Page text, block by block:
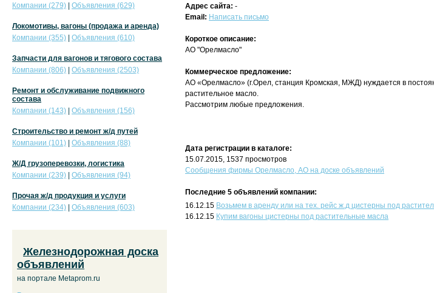
Адрес сайта: -
Email: Написать письмо
Короткое описание:
АО "Орелмасло"
Коммерческое предложение:
АО «Орелмасло» (г.Орел, станция Кромская, МЖД) нуждается в
растительное масло.
Рассмотрим любые предложения.
Дата регистрации в каталоге:
15.07.2015, 1537 просмотров
Сообщения фирмы Орелмасло, АО на доске объявлений
Последние 5 объявлений компании:
16.12.15 Возьмем в аренду или на тех. рейс ж.д цистерны под
16.12.15 Купим вагоны цистерны под растительные масла
Компании (279)
Объявления (629)
Локомотивы, вагоны (продажа и аренда)
Компании (355)
Объявления (610)
Запчасти для вагонов и тягового состава
Компании (806)
Объявления (2503)
Ремонт и обслуживание подвижного
состава
Компании (143)
Объявления (156)
Строительство и ремонт ж/д путей
Компании (101)
Объявления (88)
Ж/Д грузоперевозки, логистика
Компании (239)
Объявления (94)
Прочая ж/д продукция и услуги
Компании (234)
Объявления (603)
Железнодорожная доска
объявлений
на портале Metaprom.ru